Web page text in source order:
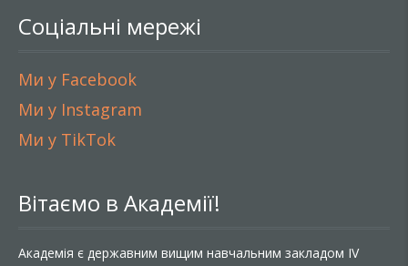
Соціальні мережі
Ми у Facebook
Ми у Instagram
Ми у TikTok
Вітаємо в Академії!
Академія є державним вищим навчальним закладом IV